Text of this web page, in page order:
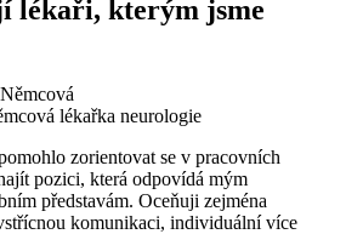
lékaři, kterým jsme
lékařka neurologie
zorientovat se v pracovních
pozici, která odpovídá mým
představám. Oceňuji zejména
komunikaci, individuálnívíce